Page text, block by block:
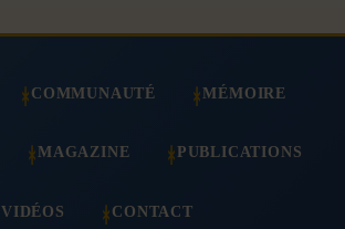
COMMUNAUTÉ MÉMOIRE
MAGAZINE PUBLICATIONS
VIDÉOS CONTACT